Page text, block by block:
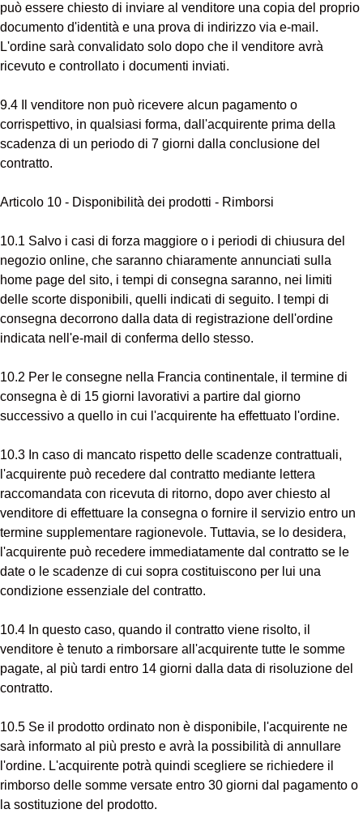
può essere chiesto di inviare al venditore una copia del proprio
documento d'identità e una prova di indirizzo via e-mail.
L'ordine sarà convalidato solo dopo che il venditore avrà
ricevuto e controllato i documenti inviati.
9.4 Il venditore non può ricevere alcun pagamento o
corrispettivo, in qualsiasi forma, dall'acquirente prima della
scadenza di un periodo di 7 giorni dalla conclusione del
contratto.
Articolo 10 - Disponibilità dei prodotti - Rimborsi
10.1 Salvo i casi di forza maggiore o i periodi di chiusura del
negozio online, che saranno chiaramente annunciati sulla
home page del sito, i tempi di consegna saranno, nei limiti
delle scorte disponibili, quelli indicati di seguito. I tempi di
consegna decorrono dalla data di registrazione dell'ordine
indicata nell'e-mail di conferma dello stesso.
10.2 Per le consegne nella Francia continentale, il termine di
consegna è di 15 giorni lavorativi a partire dal giorno
successivo a quello in cui l'acquirente ha effettuato l'ordine.
10.3 In caso di mancato rispetto delle scadenze contrattuali,
l'acquirente può recedere dal contratto mediante lettera
raccomandata con ricevuta di ritorno, dopo aver chiesto al
venditore di effettuare la consegna o fornire il servizio entro un
termine supplementare ragionevole. Tuttavia, se lo desidera,
l'acquirente può recedere immediatamente dal contratto se le
date o le scadenze di cui sopra costituiscono per lui una
condizione essenziale del contratto.
10.4 In questo caso, quando il contratto viene risolto, il
venditore è tenuto a rimborsare all'acquirente tutte le somme
pagate, al più tardi entro 14 giorni dalla data di risoluzione del
contratto.
10.5 Se il prodotto ordinato non è disponibile, l'acquirente ne
sarà informato al più presto e avrà la possibilità di annullare
l'ordine. L'acquirente potrà quindi scegliere se richiedere il
rimborso delle somme versate entro 30 giorni dal pagamento o
la sostituzione del prodotto.